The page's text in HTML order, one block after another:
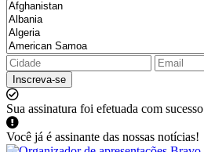
Inscreva-se
Sua assinatura foi efetuada com sucesso
Você já é assinante das nossas notícias!